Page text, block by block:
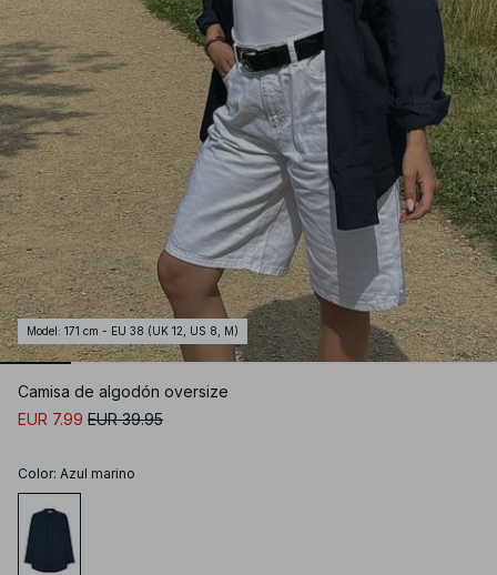
Model : 171 cm - EU 38 (UK 12, US 8, M)
Camisa de algodón oversize
EUR 7.99 EUR 39.95
Color: Azul marino